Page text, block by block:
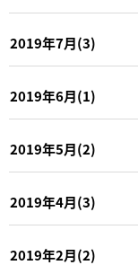
2019年7月(3)
2019年6月(1)
2019年5月(2)
2019年4月(3)
2019年2月(2)